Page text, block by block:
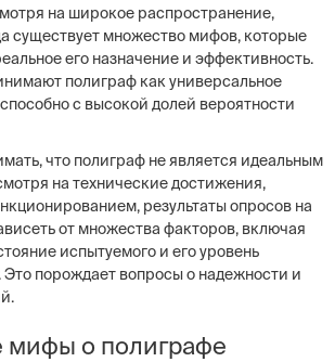
на широкое распространение,
существует множество мифов, которые
его назначение и эффективность.
полиграф как универсальное
с высокой долей вероятности
что полиграф не является идеальным
на технические достижения,
результаты опросов на
от множества факторов, включая
испытуемого и его уровень
Это порождает вопросы о надежности и
мифы о полиграфе